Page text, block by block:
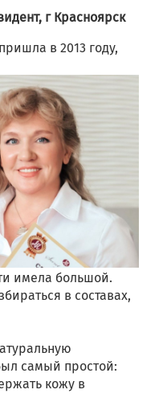
г Красноярск
в 2013 году,
имела большой.
в составах,
самый простой:
кожу в